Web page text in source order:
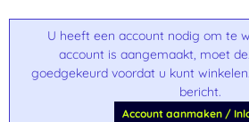
U heeft een account nodig om te
account is aangemaakt, moet
goedgekeurd voordat u kunt
bericht.
Account aanmaken /